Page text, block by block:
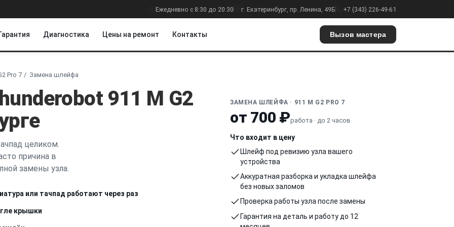
Ежедневно с 8:30 до 20:30 г. Екатеринбург, пр. Ленина, 49Б +7 (343) 226-49-61
Диагностика Цены на ремонт Контакты Вызов мастера
Pro 7 Замена шлейфа
911 M G2
целиком.
причина в
замены узла.
или тачпад работают через раз
крышки
ЗАМЕНА ШЛЕЙФА · 911 M G2 PRO 7
от 700 ₽работа · до 2 часов
Что входит в цену
Шлейф под ревизию узла вашего
устройства
Аккуратная разборка и укладка шлейфа
без новых заломов
Проверка работы узла после замены
Гарантия на деталь и работу до 12